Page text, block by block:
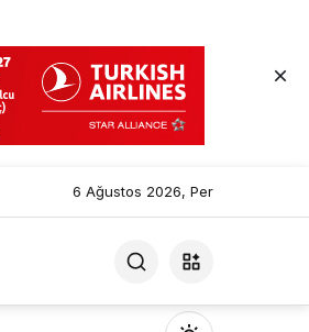
6 Ağustos 2026, Per